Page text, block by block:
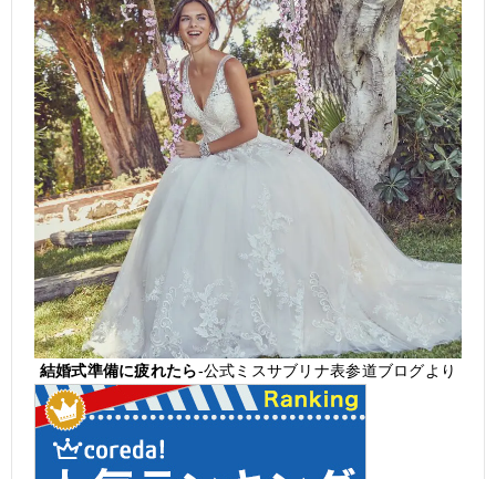
結婚式準備に疲れたら-公式ミスサブリナ表参道ブログより